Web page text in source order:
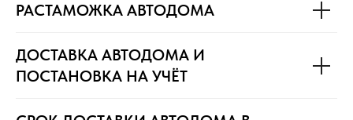
РАСТАМОЖКА АВТОДОМА
ДОСТАВКА АВТОДОМА И
ПОСТАНОВКА НА УЧЁТ